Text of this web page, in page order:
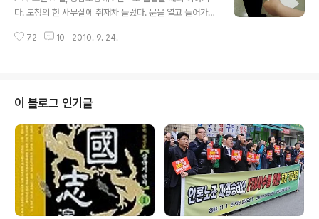
징계 대상으로 삼고 있습니다. 저랑 만난 사람은 다행히도
일입니다. 밥집에서 이런 일로 실랑이를 벌이면 서로가 민
다. 도청의 한 사무실에 취재차 들렀다. 문을 열고 들어가려
마주쳤다. 그는 오른손에 쥔 흰 봉투를 양복 안주머니에 집
자리에 앉아있던 공무원이 자기 앞에 앉은 공무원에게 말
하는 걸 듣고 말았다. "젊은 놈이 돈은 되게 밝히네." 그 때
비로소 깨달았다. 공무원이나 기업체 홍보담당자들이 기자
에게 촌지를 주고 난 뒤, 돌아서서 비아냥거릴 수도 있다는
사실을…. 기자 촌지에 얽힌 아찔한 추억 사실 그 이전까지
만 해도 그런 당연..
72 10 2010. 9. 24.
이 블로그 인기글